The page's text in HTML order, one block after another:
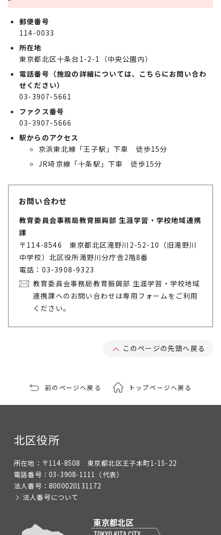
郵便番号
114-0033
所在地
東京都北区十条台1-2-1（中央公園内）
電話番号（施設の詳細については、こちらにお問い合わ
せください）
03-3907-5661
ファクス番号
03-3907-5666
駅からのアクセス
京浜東北線「王子駅」下車 徒歩15分
JR埼京線「十条駅」下車 徒歩15分
お問い合わせ
教育委員会事務局教育振興部 生涯学習・学校地域連携
課
〒114-8546 東京都北区滝野川2-52-10（旧滝野川
中学校）北区役所滝野川分庁舎2階8番
電話：03-3908-9323
教育委員会事務局教育振興部 生涯学習・学校地域
連携課へのお問い合わせは専用フォームをご利用
ください。
このページの先頭へ戻る
前のページへ戻る トップページへ戻る
北区役所
所在地： 〒114-8508 東京都北区王子本町1-15-22
電話番号： 03-3908-1111 （代表）
法人番号： 8000020131172
法人番号について